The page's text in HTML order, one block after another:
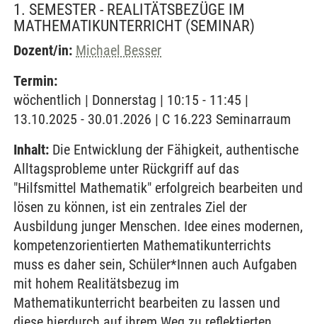
1. SEMESTER - REALITÄTSBEZÜGE IM
MATHEMATIKUNTERRICHT (SEMINAR)
Dozent/in: Michael Besser
Termin:
wöchentlich | Donnerstag | 10:15 - 11:45 |
13.10.2025 - 30.01.2026 | C 16.223 Seminarraum
Inhalt: Die Entwicklung der Fähigkeit, authentische
Alltagsprobleme unter Rückgriff auf das
"Hilfsmittel Mathematik" erfolgreich bearbeiten und
lösen zu können, ist ein zentrales Ziel der
Ausbildung junger Menschen. Idee eines modernen,
kompetenzorientierten Mathematikunterrichts
muss es daher sein, Schüler*Innen auch Aufgaben
mit hohem Realitätsbezug im
Mathematikunterricht bearbeiten zu lassen und